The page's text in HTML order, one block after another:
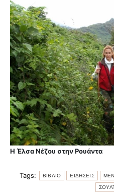
Η Έλσα Νέζου στην Ρουάντα
Tags: ΒΙΒΛΙΟ ΕΙΔΗΣΕΙΣ